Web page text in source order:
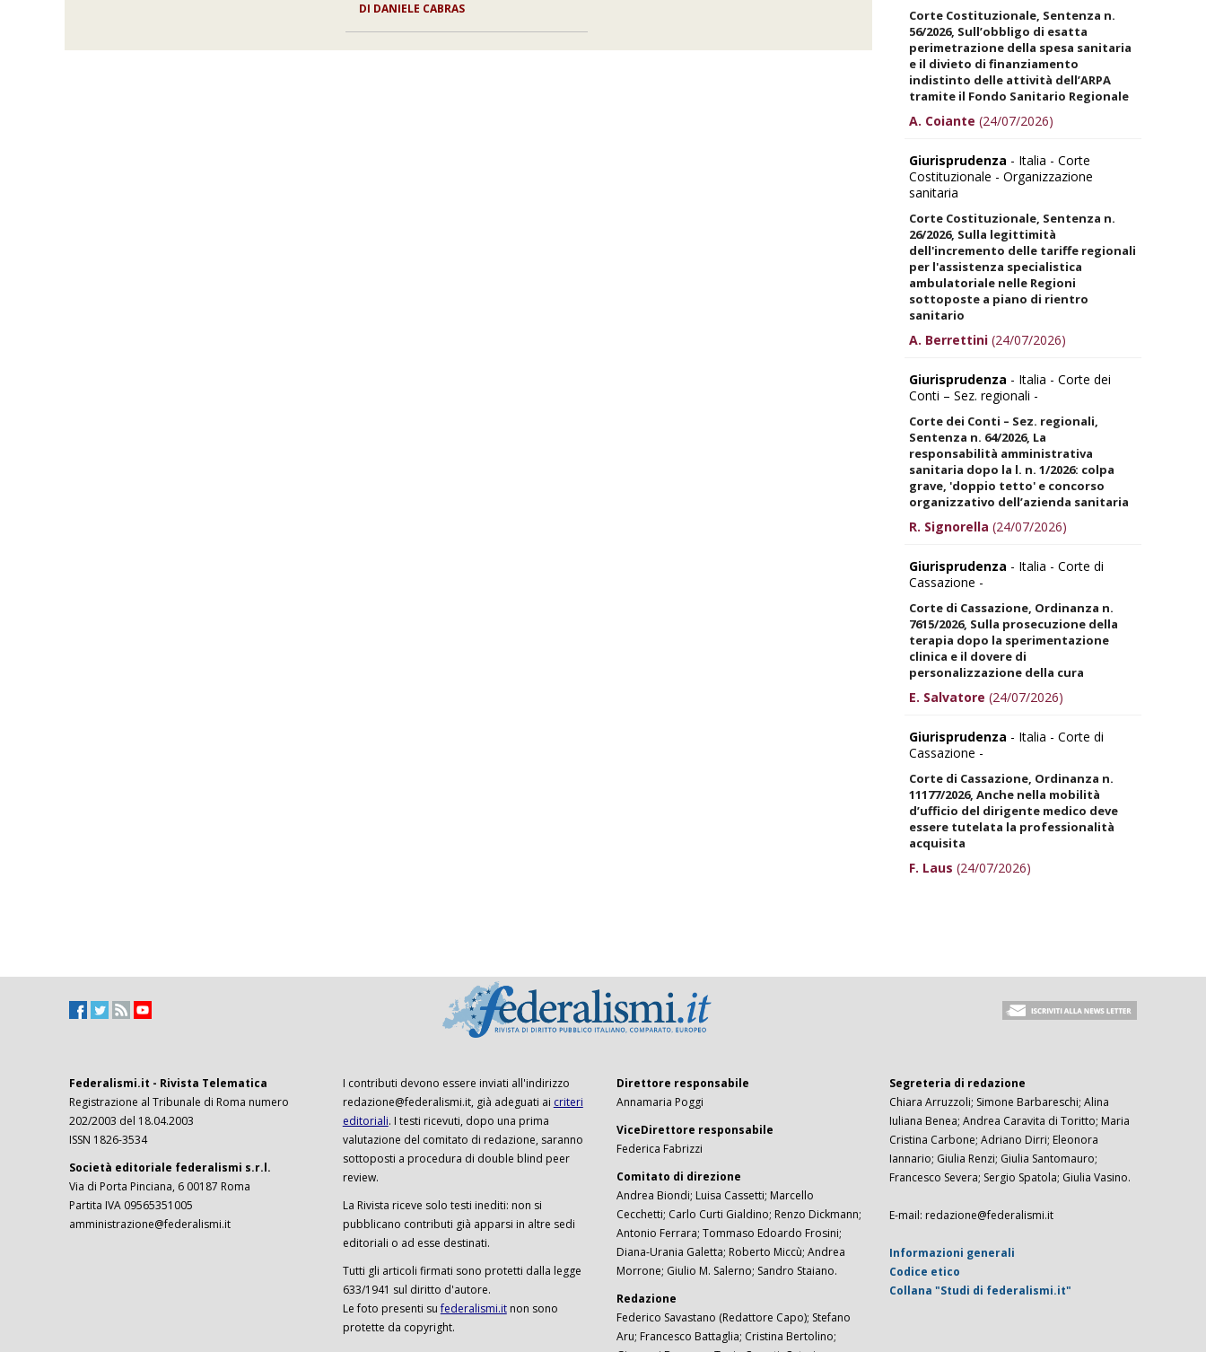
DI DANIELE CABRAS
Corte Costituzionale, Sentenza n.
56/2026, Sull’obbligo di esatta
perimetrazione della spesa sanitaria
e il divieto di finanziamento
indistinto delle attività dell’ARPA
tramite il Fondo Sanitario Regionale
A. Coiante (24/07/2026)
Giurisprudenza - Italia - Corte
Costituzionale - Organizzazione
sanitaria
Corte Costituzionale, Sentenza n.
26/2026, Sulla legittimità
dell'incremento delle tariffe regionali
per l'assistenza specialistica
ambulatoriale nelle Regioni
sottoposte a piano di rientro
sanitario
A. Berrettini (24/07/2026)
Giurisprudenza - Italia - Corte dei
Conti – Sez. regionali -
Corte dei Conti – Sez. regionali,
Sentenza n. 64/2026, La
responsabilità amministrativa
sanitaria dopo la l. n. 1/2026: colpa
grave, 'doppio tetto' e concorso
organizzativo dell’azienda sanitaria
R. Signorella (24/07/2026)
Giurisprudenza - Italia - Corte di
Cassazione -
Corte di Cassazione, Ordinanza n.
7615/2026, Sulla prosecuzione della
terapia dopo la sperimentazione
clinica e il dovere di
personalizzazione della cura
E. Salvatore (24/07/2026)
Giurisprudenza - Italia - Corte di
Cassazione -
Corte di Cassazione, Ordinanza n.
11177/2026, Anche nella mobilità
d’ufficio del dirigente medico deve
essere tutelata la professionalità
acquisita
F. Laus (24/07/2026)
Federalismi.it - Rivista Telematica
Registrazione al Tribunale di Roma numero
202/2003 del 18.04.2003
ISSN 1826-3534
Società editoriale federalismi s.r.l.
Via di Porta Pinciana, 6 00187 Roma
Partita IVA 09565351005
amministrazione@federalismi.it
I contributi devono essere inviati all'indirizzo
redazione@federalismi.it, già adeguati ai criteri
editoriali. I testi ricevuti, dopo una prima
valutazione del comitato di redazione, saranno
sottoposti a procedura di double blind peer
review.
La Rivista riceve solo testi inediti: non si
pubblicano contributi già apparsi in altre sedi
editoriali o ad esse destinati.
Tutti gli articoli firmati sono protetti dalla legge
633/1941 sul diritto d'autore.
Le foto presenti sufederalismi.itnon sono
protette da copyright.
Direttore responsabile
Annamaria Poggi
ViceDirettore responsabile
Federica Fabrizzi
Comitato di direzione
Andrea Biondi; Luisa Cassetti; Marcello
Cecchetti; Carlo Curti Gialdino; Renzo Dickmann;
Antonio Ferrara; Tommaso Edoardo Frosini;
Diana-Urania Galetta; Roberto Miccù; Andrea
Morrone; Giulio M. Salerno; Sandro Staiano.
Redazione
Federico Savastano (Redattore Capo); Stefano
Aru; Francesco Battaglia; Cristina Bertolino;
Segreteria di redazione
Chiara Arruzzoli; Simone Barbareschi; Alina
Iuliana Benea; Andrea Caravita di Toritto; Maria
Cristina Carbone; Adriano Dirri; Eleonora
Iannario; Giulia Renzi; Giulia Santomauro;
Francesco Severa; Sergio Spatola; Giulia Vasino.
E-mail: redazione@federalismi.it
Informazioni generali
Codice etico
Collana "Studi di federalismi.it"